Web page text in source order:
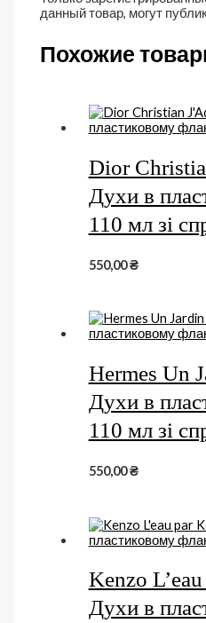
данный товар, могут
Похожие
Dior
Духи в
110 мл зі
550,00₴
Hermes Un
Духи в
110 мл зі
550,00₴
Kenzo
Духи в